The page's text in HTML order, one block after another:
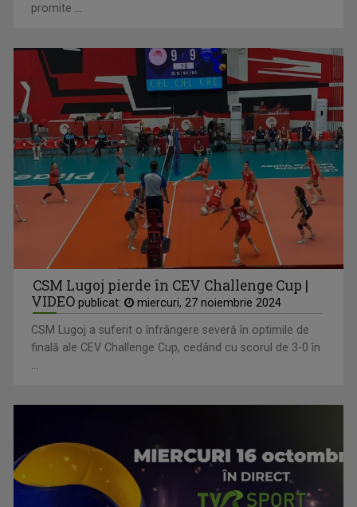
promite ...
CSM Lugoj pierde în CEV Challenge Cup |
VIDEO publicat: miercuri, 27 noiembrie 2024
CSM Lugoj a suferit o înfrângere severă în optimile de
finală ale CEV Challenge Cup, cedând cu scorul de 3-0 în